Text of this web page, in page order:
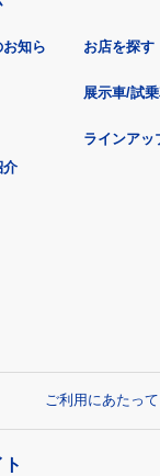
知ら
介
お店を探す
展示車/試
ラインアッ
ご利用にあたって